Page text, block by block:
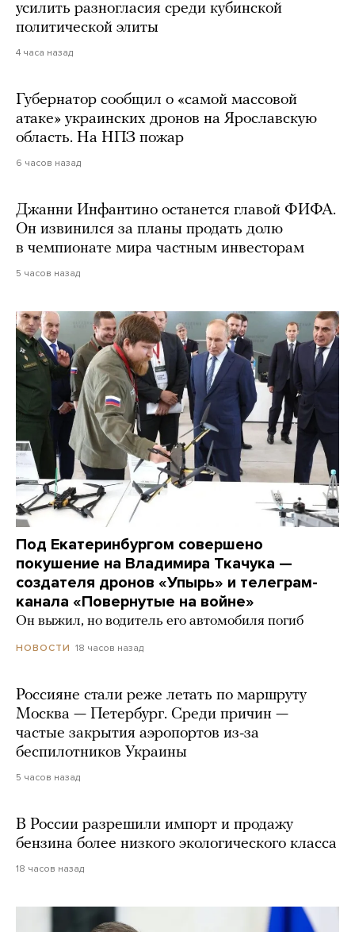
усилить разногласия среди кубинской
политической элиты
4 часа назад
Губернатор сообщил о «самой массовой
атаке» украинских дронов на Ярославскую
область. На НПЗ пожар
6 часов назад
Джанни Инфантино останется главой ФИФА.
Он извинился за планы продать долю
в чемпионате мира частным инвесторам
5 часов назад
Под Екатеринбургом совершено
покушение на Владимира Ткачука —
создателя дронов «Упырь» и телеграм-
канала «Повернутые на войне»
Он выжил, но водитель его автомобиля погиб
НОВОСТИ 18 часов назад
Россияне стали реже летать по маршруту
Москва — Петербург. Среди причин —
частые закрытия аэропортов из-за
беспилотников Украины
5 часов назад
В России разрешили импорт и продажу
бензина более низкого экологического класса
18 часов назад